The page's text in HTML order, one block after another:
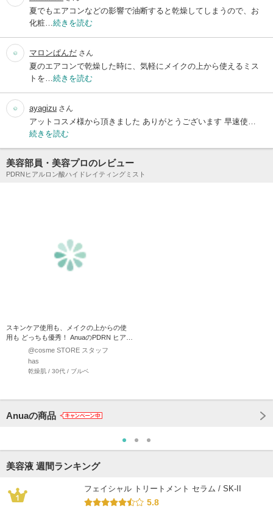
夏でもエアコンなどの影響で油断すると乾燥してしまうので、お
化粧…続きを読む
マロンぱんだ さん
夏のエアコンで乾燥した時に、気軽にメイクの上から使えるミス
トを…続きを読む
ayagizu さん
アットコスメ様から頂きました ありがとうございます 早速使…
続きを読む
美容部員・美容プロのレビュー
PDRNヒアルロン酸ハイドレイティングミスト
スキンケア使用も、メイクの上からの使
用も どっちも優秀！ AnuaのPDRN ヒアル
ロン酸ハイ…@cosme STORE スタッフ
has
乾燥肌 / 30代 / ブルベ
Anuaの商品
美容液 週間ランキング
フェイシャル トリートメント セラム / SK-II
5.8